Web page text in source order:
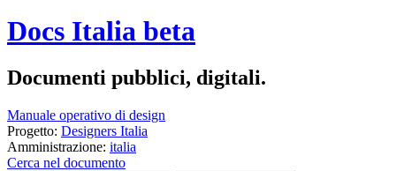
Docs Italia beta
Documenti pubblici, digitali.
Manuale operativo di design
Progetto: Designers Italia
Amministrazione: italia
Cerca nel documento